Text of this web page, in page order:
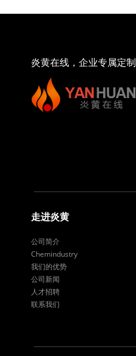
炎黄在线，企业专属定制
走进炎黄
公司简介
Chemindustry
我们的优势
公司新闻
人才招聘
联系我们